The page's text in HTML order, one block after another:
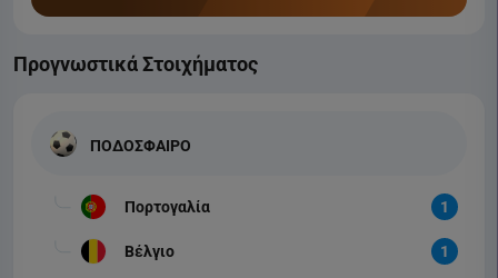
Προγνωστικά Στοιχήματος
ΠΟΔΟΣΦΑΙΡΟ
Πορτογαλία 1
Βέλγιο 1